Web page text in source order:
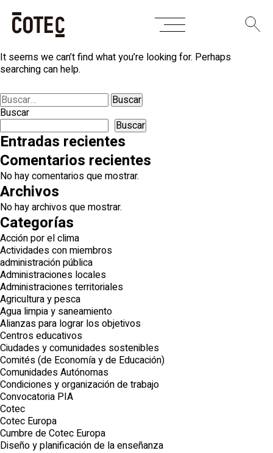
SkipNothing Found
It seems we can’t find what you’re looking for. Perhaps
searching can help.
Buscar:
Buscar
Buscar
Entradas recientes
Comentarios recientes
No hay comentarios que mostrar.
Archivos
No hay archivos que mostrar.
Categorías
Acción por el clima
Actividades con miembros
administración pública
Administraciones locales
Administraciones territoriales
Agricultura y pesca
Agua limpia y saneamiento
Alianzas para lograr los objetivos
Centros educativos
Ciudades y comunidades sostenibles
Comités (de Economía y de Educación)
Comunidades Autónomas
Condiciones y organización de trabajo
Convocatoria PIA
Cotec
Cotec Europa
Cumbre de Cotec Europa
Diseño y planificación de la enseñanza